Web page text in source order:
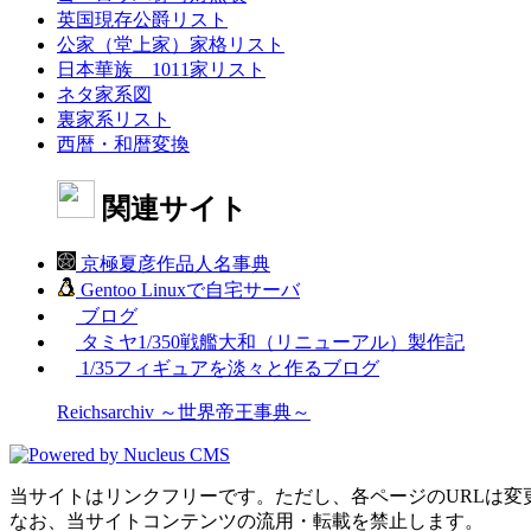
英国現存公爵リスト
公家（堂上家）家格リスト
日本華族 1011家リスト
ネタ家系図
裏家系リスト
西暦・和暦変換
関連サイト
京極夏彦作品人名事典
Gentoo Linuxで自宅サーバ
ブログ
タミヤ1/350戦艦大和（リニューアル）製作記
1/35フィギュアを淡々と作るブログ
Reichsarchiv ～世界帝王事典～
当サイトはリンクフリーです。ただし、各ページのURLは変
なお、当サイトコンテンツの流用・転載を禁止します。